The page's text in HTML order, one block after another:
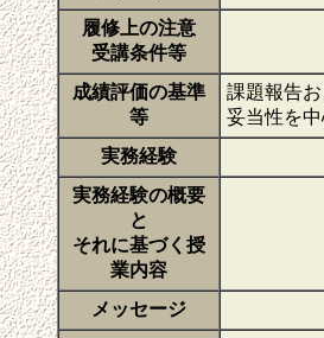
履修上の注意
受講条件等
成績評価の基準
等
課題報告
妥当性を
実務経験
実務経験の概要
と
それに基づく授
業内容
メッセージ